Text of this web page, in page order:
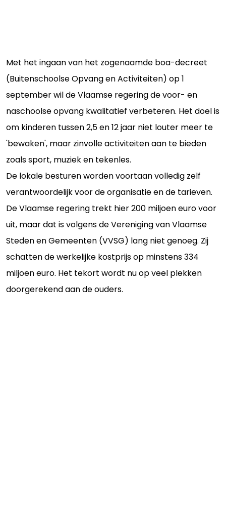
Met het ingaan van het zogenaamde boa-decreet
(Buitenschoolse Opvang en Activiteiten) op 1
september wil de Vlaamse regering de voor- en
naschoolse opvang kwalitatief verbeteren. Het doel is
om kinderen tussen 2,5 en 12 jaar niet louter meer te
'bewaken', maar zinvolle activiteiten aan te bieden
zoals sport, muziek en tekenles.
De lokale besturen worden voortaan volledig zelf
verantwoordelijk voor de organisatie en de tarieven.
De Vlaamse regering trekt hier 200 miljoen euro voor
uit, maar dat is volgens de Vereniging van Vlaamse
Steden en Gemeenten (VVSG) lang niet genoeg. Zij
schatten de werkelijke kostprijs op minstens 334
miljoen euro. Het tekort wordt nu op veel plekken
doorgerekend aan de ouders.